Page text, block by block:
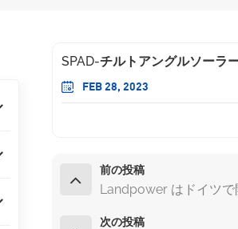
SPAD-チルトアングルソーラ
FEB 28, 2023
前の投稿
Landpower はドイツ
次の投稿